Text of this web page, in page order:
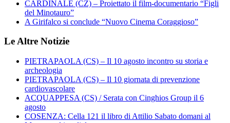
CARDINALE (CZ) – Proiettato il film-documentario “Figli
del Minotauro”
A Girifalco si conclude “Nuovo Cinema Coraggioso”
Le Altre Notizie
PIETRAPAOLA (CS) – Il 10 agosto incontro su storia e
archeologia
PIETRAPAOLA (CS) – Il 10 giornata di prevenzione
cardiovascolare
ACQUAPPESA (CS) / Serata con Cinghios Group il 6
agosto
COSENZA: Cella 121 il libro di Attilio Sabato domani al